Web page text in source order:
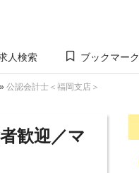
人検索 ブックマーク
» 公認会計士＜福岡支店＞
歓迎／マ